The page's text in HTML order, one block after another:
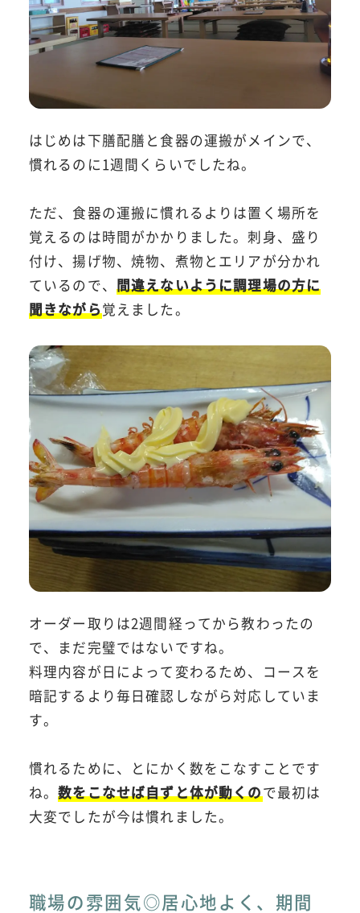
はじめは下膳配膳と食器の運搬がメインで、
慣れるのに1週間くらいでしたね。
ただ、食器の運搬に慣れるよりは置く場所を
覚えるのは時間がかかりました。刺身、盛り
付け、揚げ物、焼物、煮物とエリアが分かれ
ているので、 間違えないように調理場の方に
聞きながら覚えました。
オーダー取りは2週間経ってから教わったの
で、まだ完璧ではないですね。
料理内容が日によって変わるため、コースを
暗記するより毎日確認しながら対応していま
す。
慣れるために、とにかく数をこなすことです
ね。数をこなせば自ずと体が動くので最初は
大変でしたが今は慣れました。
職場の雰囲気◎居心地よく、期間